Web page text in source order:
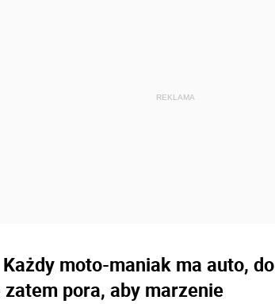
moto-maniak ma auto, do
pora, aby marzenie